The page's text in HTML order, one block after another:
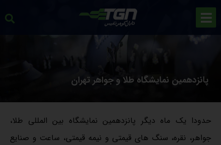
پانزدهمین نمایشگاه طلا و جواهر تهران
حدودا یک ماه دیگر پانزدهمین نمایشگاه بین المللی طلا،
جواهر، نقره، سنگ های قیمتی و نیمه قیمتی، ساعت و صنایع